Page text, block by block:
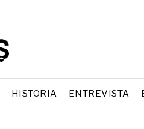
HISTORIA ENTREVISTA